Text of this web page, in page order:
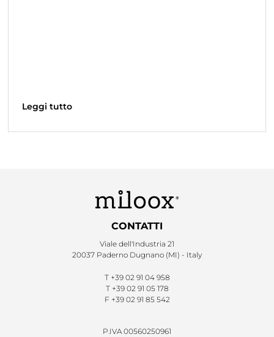
Leggi tutto
CONTATTI
Viale dell'Industria 21
20037 Paderno Dugnano (MI) - Italy
T +39 02 91 04 958
T +39 02 91 05 178
F +39 02 91 85 542
P.IVA 00560250961